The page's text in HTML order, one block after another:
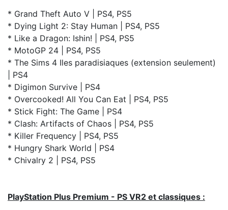
* Grand Theft Auto V | PS4, PS5
* Dying Light 2: Stay Human | PS4, PS5
* Like a Dragon: Ishin! | PS4, PS5
* MotoGP 24 | PS4, PS5
* The Sims 4 Iles paradisiaques (extension seulement)
| PS4
* Digimon Survive | PS4
* Overcooked! All You Can Eat | PS4, PS5
* Stick Fight: The Game | PS4
* Clash: Artifacts of Chaos | PS4, PS5
* Killer Frequency | PS4, PS5
* Hungry Shark World | PS4
* Chivalry 2 | PS4, PS5
PlayStation Plus Premium - PS VR2 et classiques :